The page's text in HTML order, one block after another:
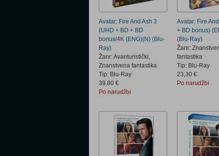
Avatar: Fire And Ash 3
(UHD + BD + BD
bonus/4K (ENG)(N) (Blu-
Ray)
Žanr: Avanturistički,
Znanstvena fantastika
Tip: Blu-Ray
39,80 €
Po narudžbi
Avatar: Fire
+ BD bonus)
(Blu-Ray)
Žanr:
fantastika
Tip: Blu-Ray
23,30 €
Po narudžbi